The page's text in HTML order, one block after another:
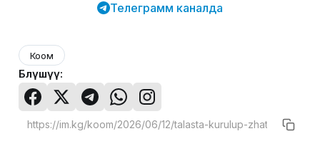
Телеграмм каналда
Коом
Бөлүшүү: